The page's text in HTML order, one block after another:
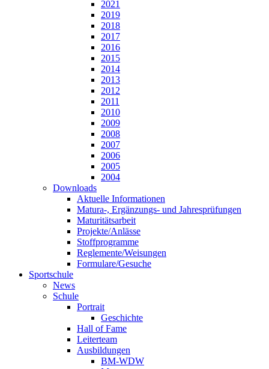
2021
2019
2018
2017
2016
2015
2014
2013
2012
2011
2010
2009
2008
2007
2006
2005
2004
Downloads
Aktuelle Informationen
Matura-, Ergänzungs- und Jahresprüfungen
Maturitätsarbeit
Projekte/Anlässe
Stoffprogramme
Reglemente/Weisungen
Formulare/Gesuche
Sportschule
News
Schule
Portrait
Geschichte
Hall of Fame
Leiterteam
Ausbildungen
BM-WDW